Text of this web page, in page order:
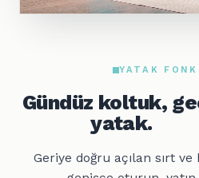
YATAK
Gündüz koltuk,
yatak.
Geriye doğru açılan sırt